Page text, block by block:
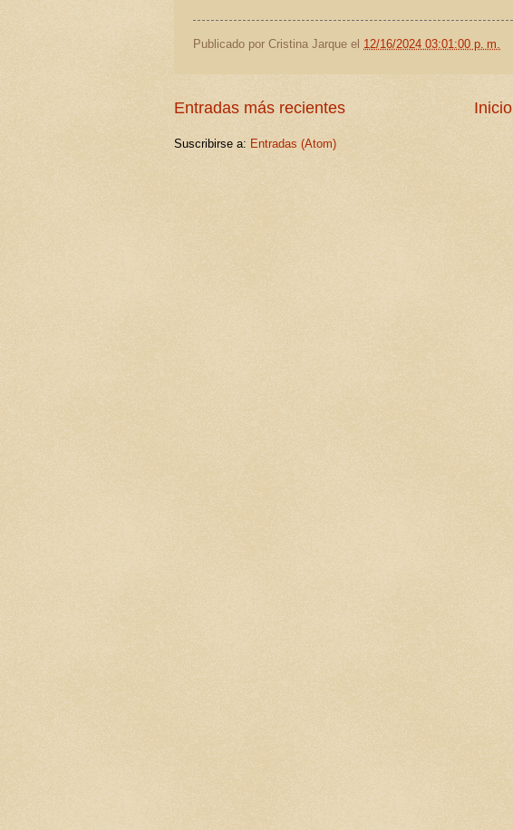
Publicado por Cristina Jarque el 12/16/2024 03:01:00 p. m.
Entradas más recientes Inicio
Suscribirse a: Entradas (Atom)